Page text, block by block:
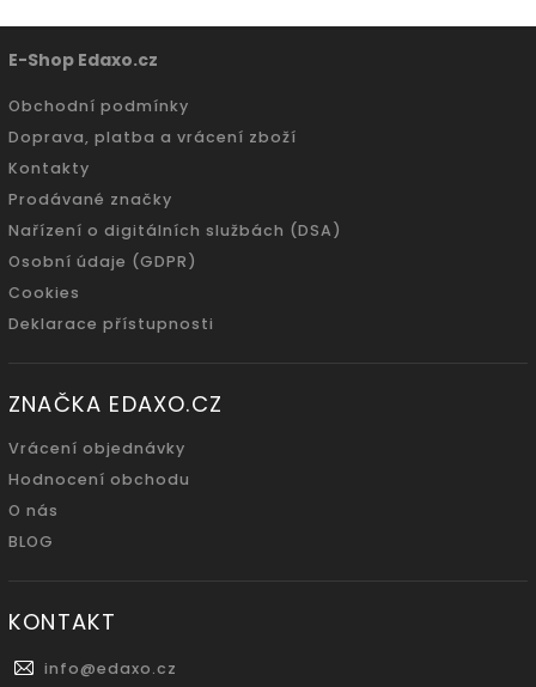
E-Shop Edaxo.cz
Obchodní podmínky
Doprava, platba a vrácení zboží
Kontakty
Prodávané značky
Nařízení o digitálních službách (DSA)
Osobní údaje (GDPR)
Cookies
Deklarace přístupnosti
ZNAČKA EDAXO.CZ
Vrácení objednávky
Hodnocení obchodu
O nás
BLOG
KONTAKT
info@edaxo.cz